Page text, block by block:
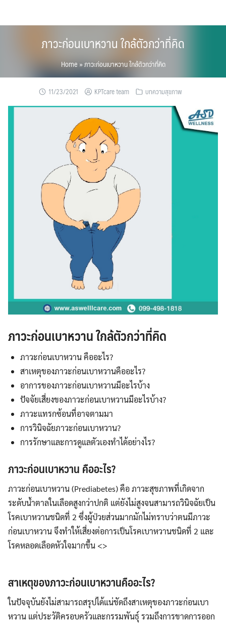
ภาวะก่อนเบาหวาน ใกล้ตัวกว่าที่คิด
Home»ภาวะก่อนเบาหวาน ใกล้ตัวกว่าที่คิด
11/23/2021 KPTcare team บทความสุขภาพ
ภาวะก่อนเบาหวาน ใกล้ตัวกว่าที่คิด
ภาวะก่อนเบาหวาน คืออะไร?
สาเหตุของภาวะก่อนเบาหวานคืออะไร?
อาการของภาวะก่อนเบาหวานมีอะไรบ้าง
ปัจจัยเสี่ยงของภาวะก่อนเบาหวานมีอะไรบ้าง?
ภาวะแทรกซ้อนที่อาจตามมา
การวินิจฉัยภาวะก่อนเบาหวาน?
การรักษาและการดูแลตัวเองทำได้อย่างไร?
ภาวะก่อนเบาหวาน คืออะไร?
ภาวะก่อนเบาหวาน (Prediabetes) คือ ภาวะสุขภาพที่เกิดจาก
ระดับน้ำตาลในเลือดสูงกว่าปกติ แต่ยังไม่สูงจนสามารถวินิจฉัยเป็น
โรคเบาหวานชนิดที่ 2 ซึ่งผู้ป่วยส่วนมากมักไม่ทราบว่าตนมีภาวะ
ก่อนเบาหวาน จึงทำให้เสี่ยงต่อการเป็นโรคเบาหวานชนิดที่ 2 และ
โรคหลอดเลือดหัวใจมากขึ้น <>
สาเหตุของภาวะก่อนเบาหวานคืออะไร?
ในปัจจุบันยังไม่สามารถสรุปได้แน่ชัดถึงสาเหตุของภาวะก่อนเบา
หวาน แต่ประวัติครอบครัวและกรรมพันธุ์ รวมถึงการขาดการออก